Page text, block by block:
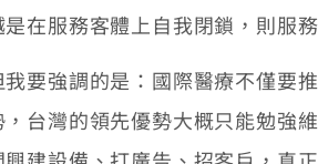
在服務客體上自我閉鎖，則服
強調的是：國際醫療不僅要
台灣的領先優勢大概只能勉強